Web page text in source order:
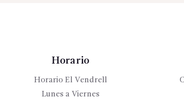
Horario
Horario El Vendrell
Lunes a Viernes